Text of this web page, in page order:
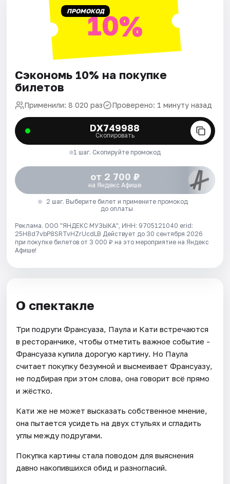
ПРОМОКОД10%
Сэкономь 10% на покупке
билетов
Применили: 8 020 раз Проверено: 1 минуту назад
DX749988
Скопировать
1 шаг. Скопируйте промокод
от 2 700 ₽
на Яндекс Афише
2 шаг. Выберите билет и примените промокод
до оплаты
Реклама. ООО "ЯНДЕКС МУЗЫКА", ИНН: 9705121040 erid:
25H8d7vbP8SRTvHZrUcdLB Действует до 30 сентября 2026
при покупке билетов от 3 000 ₽ на это мероприятие на Яндекс
Афише!
О спектакле
Три подруги Франсуаза, Паула и Кати встречаются
в ресторанчике, чтобы отметить важное событие -
Франсуаза купила дорогую картину. Но Паула
считает покупку безумной и высмеивает Франсуазу,
не подбирая при этом слова, она говорит всё прямо
и жёстко.
Кати же не может высказать собственное мнение,
она пытается усидеть на двух стульях и сгладить
углы между подругами.
Покупка картины стала поводом для выяснения
давно накопившихся обид и разногласий.